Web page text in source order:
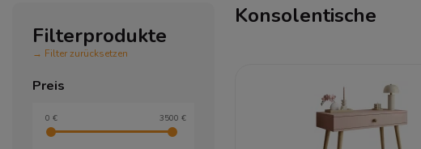
Filterprodukte
→ Filter zurücksetzen
Preis
0 € 3500 €
Konsolentische